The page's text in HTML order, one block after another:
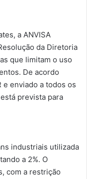
a ANVISA
da Diretoria
que limitam o uso
De acordo
e enviado a todos os
prevista para
industriais utilizada
a 2%. O
com a restrição